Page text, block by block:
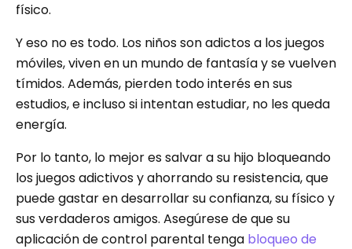
físico.
Y eso no es todo. Los niños son adictos a los juegos
móviles, viven en un mundo de fantasía y se vuelven
tímidos. Además, pierden todo interés en sus
estudios, e incluso si intentan estudiar, no les queda
energía.
Por lo tanto, lo mejor es salvar a su hijo bloqueando
los juegos adictivos y ahorrando su resistencia, que
puede gastar en desarrollar su confianza, su físico y
sus verdaderos amigos. Asegúrese de que su
aplicación de control parental tenga bloqueo de